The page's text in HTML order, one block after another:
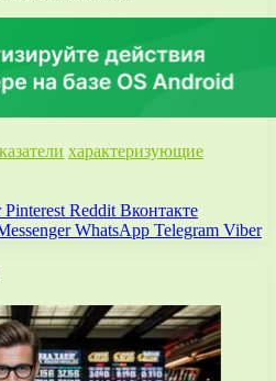
характеризующие
Pinterest Reddit Вконтакте
WhatsApp Telegram Viber